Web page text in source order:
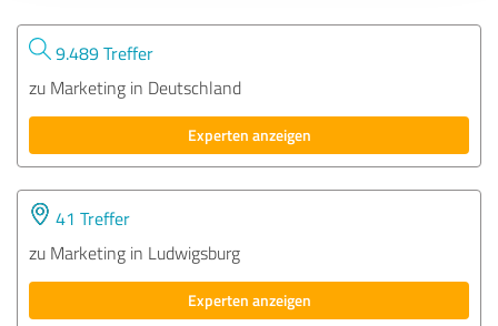
9.489 Treffer
zu Marketing in Deutschland
Experten anzeigen
41 Treffer
zu Marketing in Ludwigsburg
Experten anzeigen